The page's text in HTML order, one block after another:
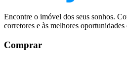
Encontre o imóvel dos seus sonhos.
corretores e às melhores
Comprar